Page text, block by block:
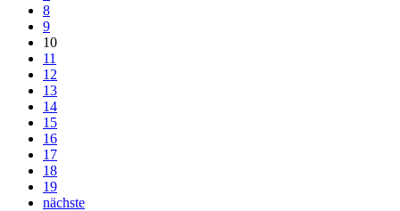
8
9
10
11
12
13
14
15
16
17
18
19
nächste